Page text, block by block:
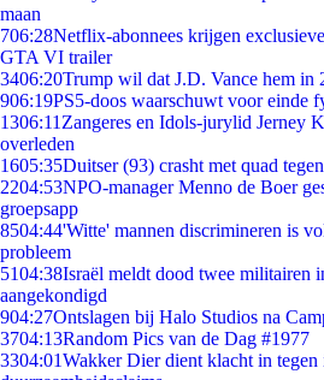
maan
706:28Netflix-abonnees krijgen
GTA VI trailer
3406:20Trump wil dat J.D. Vance hem in
906:19PS5-doos waarschuwt voor einde
1306:11 Zangeres en Idols-jurylid Jerney
overleden
1605:35Duitser (93) crasht met quad
2204:53NPO-manager Menno de Boer
groepsapp
8504:44'Witte' mannen discrimineren is
probleem
5104:38Israël meldt dood twee militairen
aangekondigd
904:27Ontslagen bij Halo Studios na
3704:13Random Pics van de Dag #1977
3304:01Wakker Dier dient klacht in